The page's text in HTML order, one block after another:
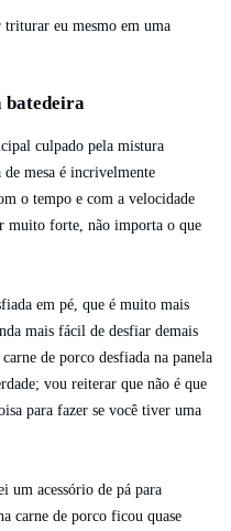
eu mesmo em uma
batedeira
culpado pela mistura
mesa é incrivelmente
o tempo e com a velocidade
muito forte, não importa o que
em pé, que é muito mais
mais fácil de desfiar demais
de porco desfiada na panela
vou reiterar que não é que
para fazer se você tiver uma
um acessório de pá para
carne de porco ficou quase